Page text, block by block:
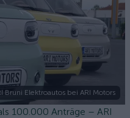
Bruni Elektroautos bei ARI Motors
100.000 Anträge – ARI